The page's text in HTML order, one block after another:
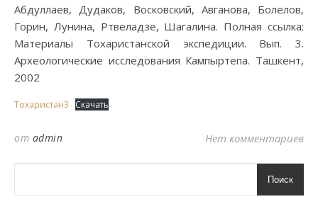
Абдуллаев, Дудаков, Восковский, Авганова, Болелов,
Горин, Лунина, Ртвеладзе, Шагалина. Полная ссылка:
Материалы Тохаристанской экспедиции. Вып. 3.
Археологические исследования Кампыртепа. Ташкент,
2002
Тохаристан3 Скачать
от admin Нет комментариев
Поиск